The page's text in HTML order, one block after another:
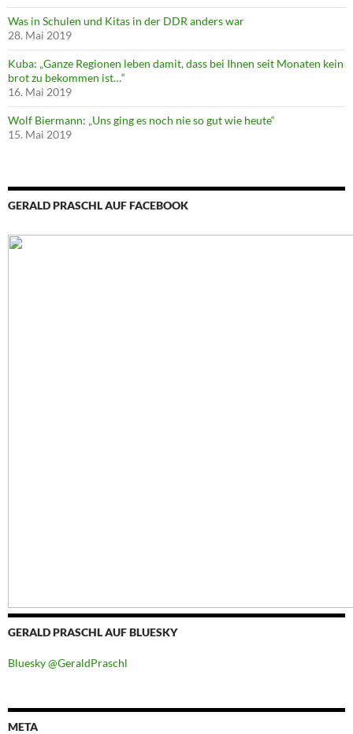
Was in Schulen und Kitas in der DDR anders war
28. Mai 2019
Kuba: „Ganze Regionen leben damit, dass bei Ihnen seit Monaten kein
brot zu bekommen ist…“
16. Mai 2019
Wolf Biermann: „Uns ging es noch nie so gut wie heute“
15. Mai 2019
GERALD PRASCHL AUF FACEBOOK
GERALD PRASCHL AUF BLUESKY
Bluesky @GeraldPraschl
META